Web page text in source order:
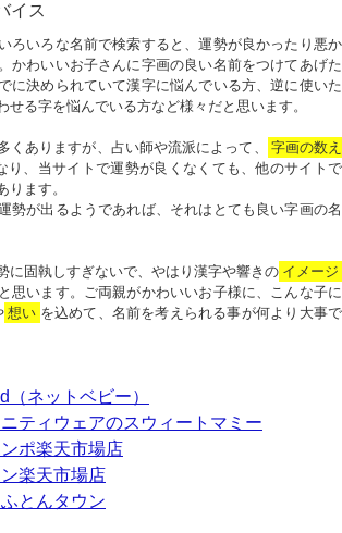
イス
ろいろな名前で検索すると、運勢が良かったり悪か
かわいいお子さんに字画の良い名前をつけてあげた
に決められていて漢字に悩んでいる方、逆に使いた
せる字を悩んでいる方など様々だと思います。
くありますが、占い師や流派によって、
字画の数え
り、当サイトで運勢が良くなくても、他のサイトで
ります。
勢が出るようであれば、それはとても良い字画の名
に固執しすぎないで、やはり漢字や響きの イメージ
思います。ご両親がかわいいお子様に、こんな子に
想い を込めて、名前を考えられる事が何より大事で
（ネットベビー）
ティウェアのスウィートマミー
ポ楽天市場店
楽天市場店
とんタウン